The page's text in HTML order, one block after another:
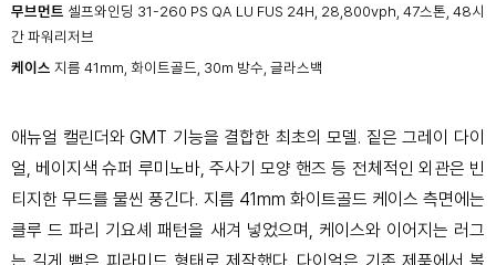
무브먼트 셀프와인딩 31-260 PS QA LU FUS 24H, 28,800vph, 47스톤, 48시
간 파워리저브
케이스 지름 41mm, 화이트골드, 30m 방수, 글라스백
애뉴얼 캘린더와 GMT 기능을 결합한 최초의 모델. 짙은 그레이 다이
얼, 베이지색 슈퍼 루미노바, 주사기 모양 핸즈 등 전체적인 외관은 빈
티지한 무드를 물씬 풍긴다. 지름 41mm 화이트골드 케이스 측면에는
클루 드 파리 기요셰 패턴을 새겨 넣었으며, 케이스와 이어지는 러그
는 길게 뻗은 피라미드 형태로 제작했다. 다이얼은 기존 제품에서 볼